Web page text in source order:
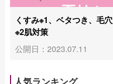
くすみ※1、ベタつき、毛
※2肌対策
公開日：2023.07.11